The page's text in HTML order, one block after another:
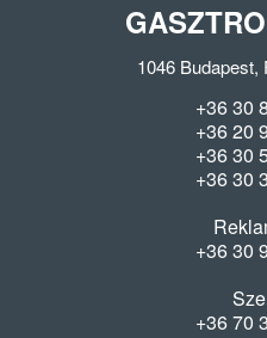
1046 Budapest,
+36 30
+36 20
+36 30
+36 30
+36 30
+36 70